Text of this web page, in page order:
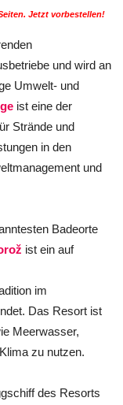
Jetzt vorbestellen!
und wird an
Umwelt- und
ist eine der
Strände und
in den
und
Badeorte
ist ein auf
im
Das Resort ist
Meerwasser,
zu nutzen.
des Resorts